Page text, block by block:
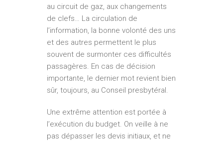
au circuit de gaz, aux changements
de clefs… La circulation de
l’information, la bonne volonté des uns
et des autres permettent le plus
souvent de surmonter ces difficultés
passagères. En cas de décision
importante, le dernier mot revient bien
sûr, toujours, au Conseil presbytéral.
Une extrême attention est portée à
l’exécution du budget. On veille à ne
pas dépasser les devis initiaux, et ne